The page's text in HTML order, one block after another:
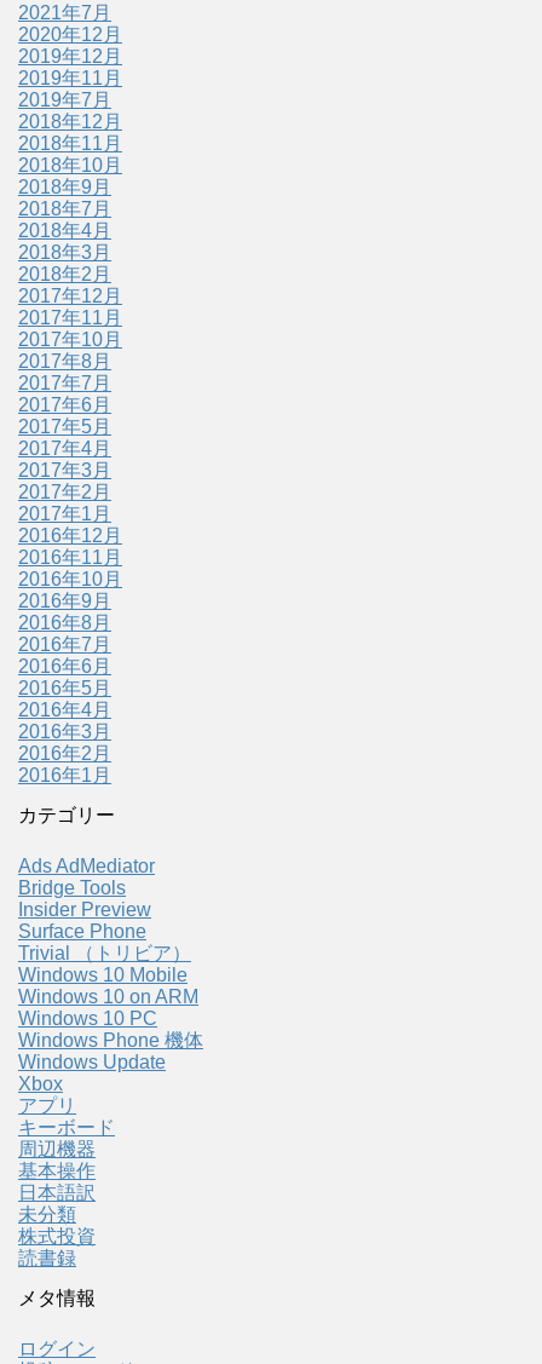
2021年7月
2020年12月
2019年12月
2019年11月
2019年7月
2018年12月
2018年11月
2018年10月
2018年9月
2018年7月
2018年4月
2018年3月
2018年2月
2017年12月
2017年11月
2017年10月
2017年8月
2017年7月
2017年6月
2017年5月
2017年4月
2017年3月
2017年2月
2017年1月
2016年12月
2016年11月
2016年10月
2016年9月
2016年8月
2016年7月
2016年6月
2016年5月
2016年4月
2016年3月
2016年2月
2016年1月
カテゴリー
Ads AdMediator
Bridge Tools
Insider Preview
Surface Phone
Trivial （トリビア）
Windows 10 Mobile
Windows 10 on ARM
Windows 10 PC
Windows Phone 機体
Windows Update
Xbox
アプリ
キーボード
周辺機器
基本操作
日本語訳
未分類
株式投資
読書録
メタ情報
ログイン